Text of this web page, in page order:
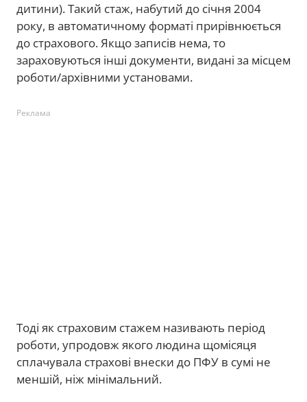
дитини). Такий стаж, набутий до січня 2004
року, в автоматичному форматі прирівнюється
до страхового. Якщо записів нема, то
зараховуються інші документи, видані за місцем
роботи/архівними установами.
Реклама
Тоді як страховим стажем називають період
роботи, упродовж якого людина щомісяця
сплачувала страхові внески до ПФУ в сумі не
меншій, ніж мінімальний.